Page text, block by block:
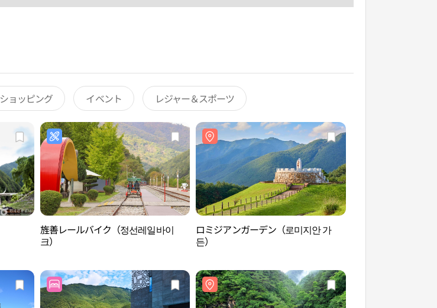
ショッピング イベント レジャー＆スポーツ
旌善レールバイク（정선레일바이
크）
ロミジアンガーデン（로미지안 가
든）